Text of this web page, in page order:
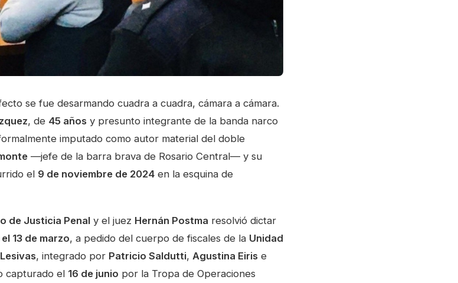
se fue desarmando cuadra a cuadra, cámara a cámara.
, de 45 años y presunto integrante de la banda narco
imputado como autor material del doble
—jefe de la barra brava de Rosario Central— y su
el 9 de noviembre de 2024 en la esquina de
de Justicia Penal y el juez Hernán Postma resolvió dictar
13 de marzo, a pedido del cuerpo de fiscales de la Unidad
, integrado por Patricio Saldutti, Agustina Eiris e
capturado el 16 de junio por la Tropa de Operaciones